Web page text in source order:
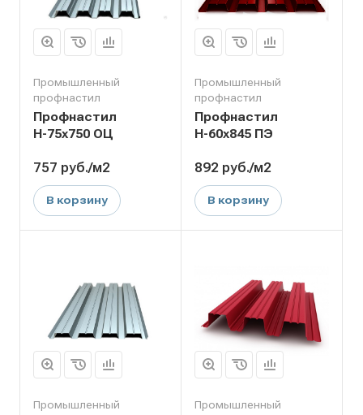
Промышленный
профнастил
Профнастил
Н-75х750 ОЦ
757 руб./м2
В корзину
Промышленный
профнастил
Профнастил
Н-60х845 ПЭ
892 руб./м2
В корзину
Промышленный
Промышленный